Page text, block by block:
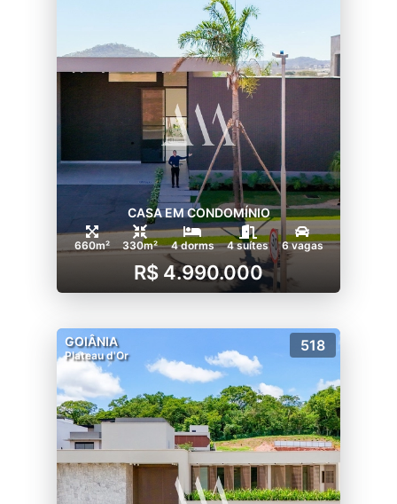
CASA EM CONDOMÍNIO
660m² 330m² 4 dorms 4 suítes 6 vagas
R$ 4.990.000
GOIÂNIA
Plateau d'Or
518